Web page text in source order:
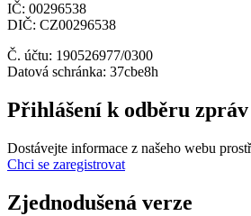
IČ: 00296538
DIČ: CZ00296538
Č. účtu: 190526977/0300
Datová schránka: 37cbe8h
Přihlášení k odběru zpráv
Dostávejte informace z našeho webu
Chci se zaregistrovat
Zjednodušená verze